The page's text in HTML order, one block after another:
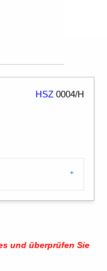
HSZ 0004/H
und überprüfen Sie